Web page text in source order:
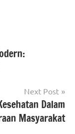
Next Post
Dalam
Masyarakat